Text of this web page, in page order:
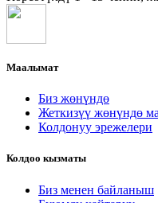
Маалымат
Биз жөнүндө
Жеткизүү жөнүндө
Колдонуу эрежелери
Колдоо кызматы
Биз менен байланыш